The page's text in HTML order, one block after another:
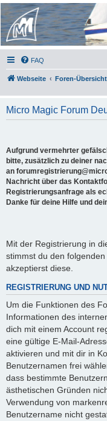
Micro Magic
Deutschland
FAQ
Webseite Foren-Übersicht
Micro Magic Forum
Aufgrund vermehrter
bitte, zusätzlich zu deiner
an
Nachricht über das
Registrierungsanfrage als
Danke für deine Hilfe und
Mit der Registrierung in
stimmst du den
akzeptierst diese.
REGISTRIERUNG UND
Um die Funktionen des
Informationen des
dich mit einem Account
eine gültige E-Mail-
aktivieren und mit dir in
Benutzernamen frei
dass bestimmte
ästhetischen Gründen
Verwendung von
Benutzername nicht